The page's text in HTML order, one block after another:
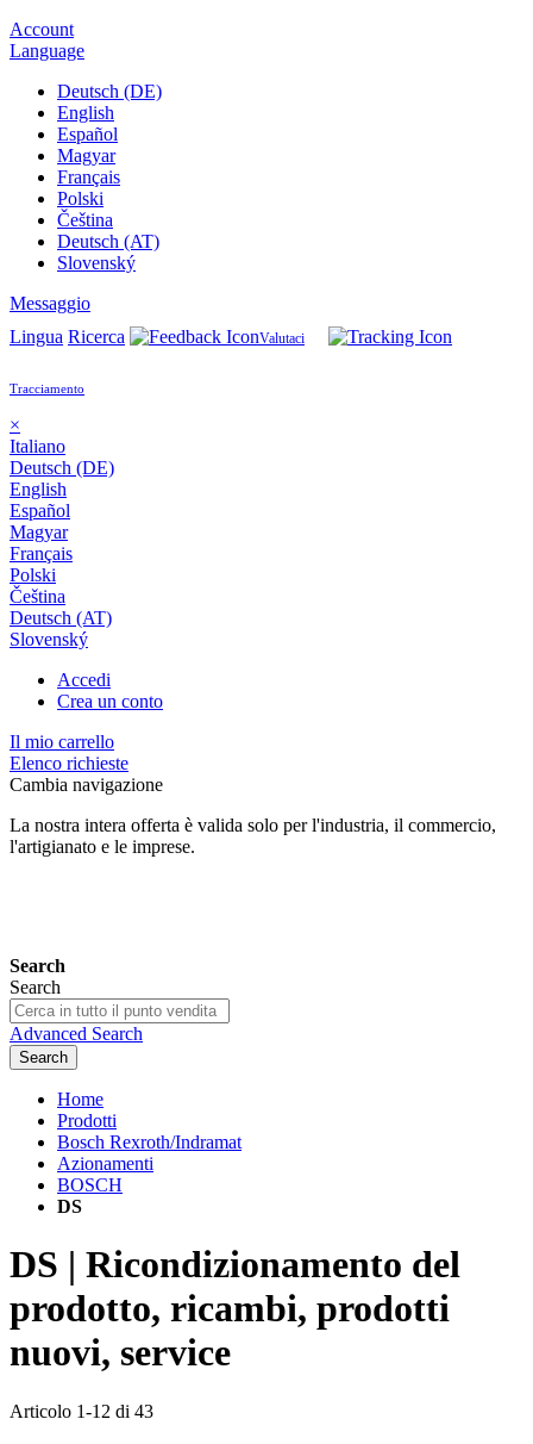
Account
Language
Deutsch (DE)
English
Español
Magyar
Français
Polski
Čeština
Deutsch (AT)
Slovenský
Messaggio
Lingua Ricerca Valutaci
Tracciamento
×
Italiano
Deutsch (DE)
English
Español
Magyar
Français
Polski
Čeština
Deutsch (AT)
Slovenský
Accedi
Crea un conto
Il mio carrello
Elenco richieste
Cambia navigazione
La nostra intera offerta è valida solo per l'industria, il commercio,
l'artigianato e le imprese.
Search
Search
Advanced Search
Search
Home
Prodotti
Bosch Rexroth/Indramat
Azionamenti
BOSCH
DS
DS | Ricondizionamento del
prodotto, ricambi, prodotti
nuovi, service
Articolo 1-12 di 43